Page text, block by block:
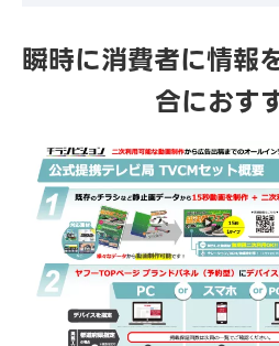
瞬時に消費者に情報
合におす